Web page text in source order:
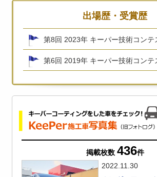
出場歴・受賞歴
第8回 2023年 キーパー技術コンテ
第6回 2019年 キーパー技術コンテ
掲載枚数 436件
2022.11.30